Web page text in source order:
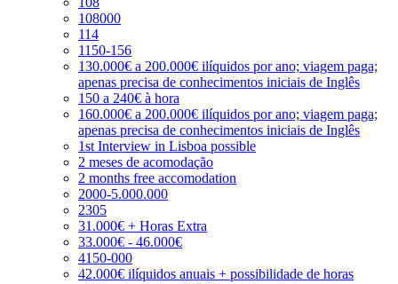
108000
114
1150-156
130.000€ a 200.000€ ilíquidos por ano; viagem paga;
apenas precisa de conhecimentos iniciais de Inglês
150 a 240€ à hora
160.000€ a 200.000€ ilíquidos por ano; viagem paga;
apenas precisa de conhecimentos iniciais de Inglês
1st Interview in Lisboa possible
2 meses de acomodação
2 months free accomodation
2000-5.000.000
2305
31.000€ + Horas Extra
33.000€ - 46.000€
4150-000
42.000€ ilíquidos anuais + possibilidade de horas